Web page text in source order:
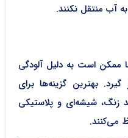
آب منتقل نکنند.
ممکن است به دلیل آلودگی
بهترین گزینه‌ها برای
شیشه‌ای و پلاستیکی
می‌کنند.